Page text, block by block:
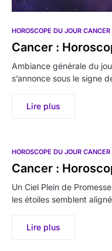
HOROSCOPE DU JOUR CANCER
Cancer :
Ambiance générale du
s’annonce sous le signe
Lire plus
HOROSCOPE DU JOUR CANCER
Cancer :
Un Ciel Plein de
les étoiles semblent
Lire plus